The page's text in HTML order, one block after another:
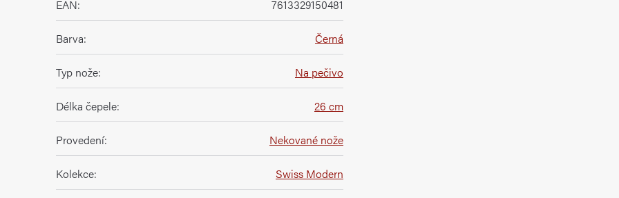
EAN: 7613329150481
Barva: Černá
Typ nože: Na pečivo
Délka čepele: 26 cm
Provedení: Nekované nože
Kolekce: Swiss Modern